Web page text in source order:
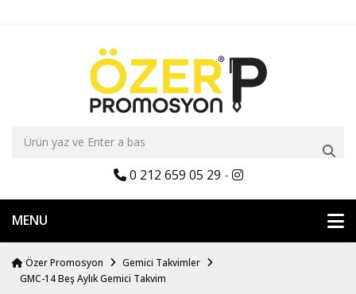
0 212 659 05 29 -
MENU
Özer Promosyon
Gemici Takvimler
GMC-14 Beş Aylık Gemici Takvim